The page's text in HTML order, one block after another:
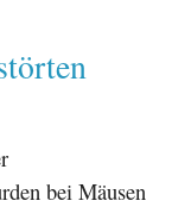
bei Mäusen